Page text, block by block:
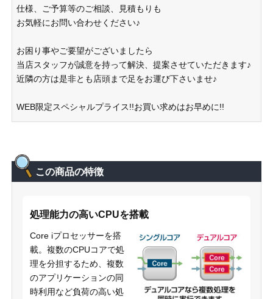
仕様、ご予算等のご相談、見積もりも
お気軽にお問い合わせください♪
お困り事やご要望がございましたら
当店スタッフが誠意を持って解決、提案させていただきます♪
近隣の方は是非とも店頭まで足をお運び下さいませ♪
WEB限定スペシャルプライス!!お買い求めはお早めに!!
この商品の特徴
処理能力の高いCPUを搭載
Core iプロセッサーを搭
載。複数のCPUコアで処
理を分担するため、複数
のアプリケーションの同
時利用など負荷の高い処